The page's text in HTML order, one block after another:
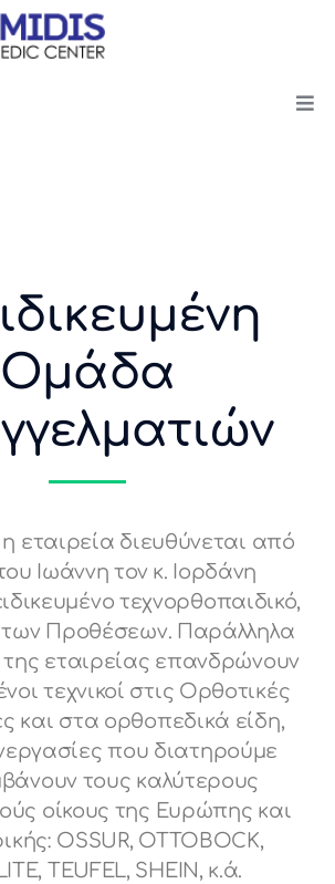
Ομάδα
η εταιρεία διευθύνεται από
Ιωάννη τον κ. Ιορδάνη
τεχνορθοπαιδικό,
των Προθέσεων. Παράλληλα
της εταιρείας επανδρώνουν
τεχνικοί στις Ορθοτικές
και στα ορθοπεδικά είδη,
που διατηρούμε
τους καλύτερους
οίκους της Ευρώπης και
OSSUR, ΟΤΤΟBOCK,
TEUFEL, SHEIN, κ.ά.